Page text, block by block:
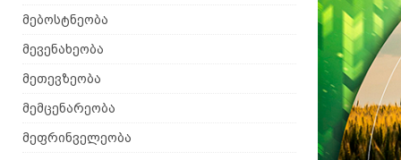
მებოსტნეობა
მევენახეობა
მეთევზეობა
მემცენარეობა
მეფრინველეობა